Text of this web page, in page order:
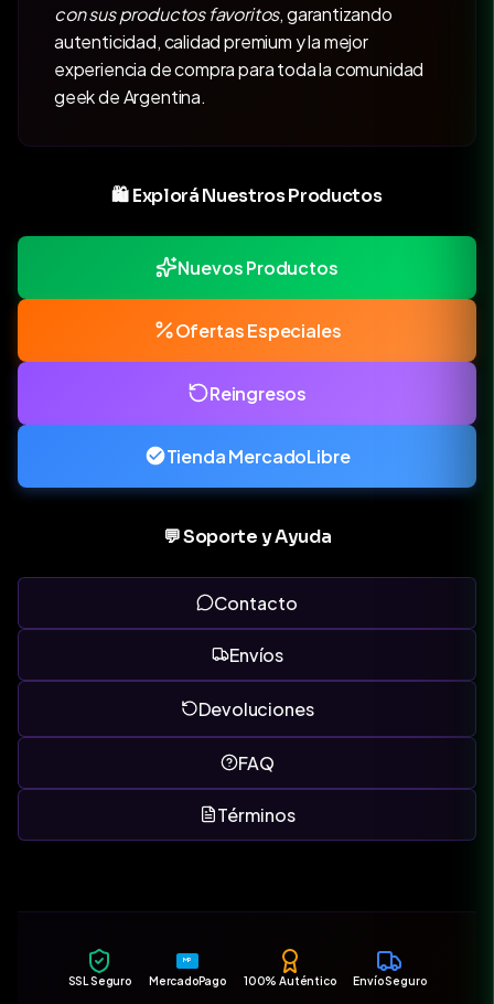
con sus productos favoritos, garantizando
autenticidad, calidad premium y la mejor
experiencia de compra para toda la comunidad
geek de Argentina.
🛍️ Explorá Nuestros Productos
Nuevos Productos
Ofertas Especiales
Reingresos
Tienda MercadoLibre
💬 Soporte y Ayuda
Contacto
Envíos
Devoluciones
FAQ
Términos
SSL Seguro
MP
MercadoPago 100% Auténtico Envío Seguro